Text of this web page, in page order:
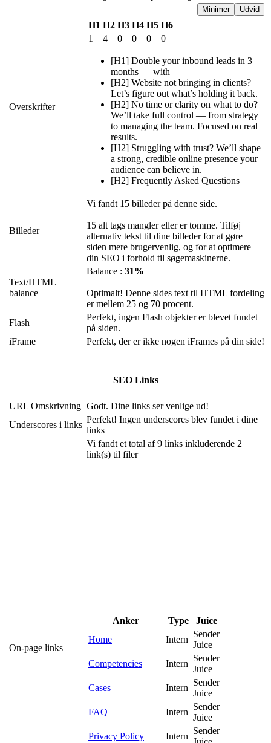
Udvid
Minimer
Overskrifter
H1 H2 H3 H4 H5 H6
1
4 0 0 0 0
[H1] Double your inbound leads in 3
months — with _
[H2] Website not bringing in clients?
Let’s figure out what’s holding it back.
[H2] No time or clarity on what to do?
We’ll take full control — from strategy
to managing the team. Focused on real
results.
[H2] Struggling with trust? We’ll shape
a strong, credible online presence your
audience can believe in.
[H2] Frequently Asked Questions
Billeder
Vi fandt 15 billeder på denne side.
15 alt tags mangler eller er tomme. Tilføj
alternativ tekst til dine billeder for at gøre
siden mere brugervenlig, og for at optimere
din SEO i forhold til søgemaskinerne.
Text/HTML
balance
Balance : 31%
Optimalt! Denne sides text til HTML fordeling
er mellem 25 og 70 procent.
Flash
Perfekt, ingen Flash objekter er blevet fundet
på siden.
iFrame
Perfekt, der er ikke nogen iFrames på din side!
SEO Links
URL Omskrivning Godt. Dine links ser venlige ud!
Underscores i links
Perfekt! Ingen underscores blev fundet i dine
links
On-page links
Vi fandt et total af 9 links inkluderende 2
link(s) til filer
Anker Type
Juice
Home
Intern
Sender
Juice
Competencies
Intern
Sender
Juice
Cases
Intern
Sender
Juice
FAQ
Intern
Sender
Juice
Privacy Policy
Intern
Sender